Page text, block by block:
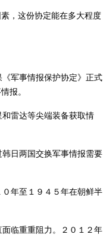
，这份协定能在多大程度
军事情报保护协定》正式
报。
雷达等尖端装备获取情
日两国交换军事情报需要
年至１９４５年在朝鲜半
临重重阻力。２０１２年